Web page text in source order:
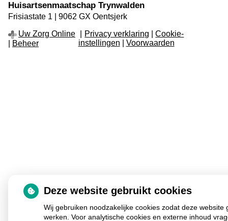
Huisartsenmaatschap Trynwalden
Frisiastate 1 9062 GX Oentsjerk
Uw Zorg Online
Beheer
Privacy verklaring |Cookie-
instellingen
Voorwaarden
Deze website gebruikt cookies
Wij gebruiken noodzakelijke cookies zodat deze website
werken. Voor analytische cookies en externe inhoud